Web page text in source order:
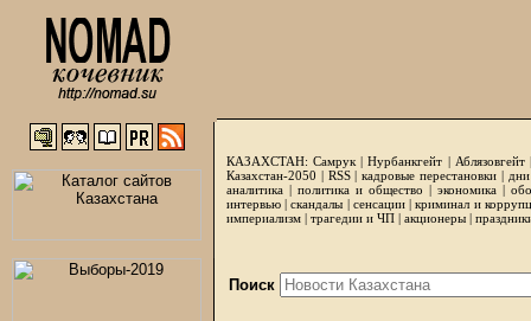
КАЗАХСТАН: Самрук |Нурбанкгейт | Аблязовгейт
Казахстан-2050 | RSS|кадровые перестановки|
аналитика | политика и общество | экономика |
интервью |скандалы | сенсации|криминал и
империализм | трагедии и ЧП | акционеры |
Поиск